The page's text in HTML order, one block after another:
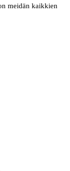
meidän kaikkien